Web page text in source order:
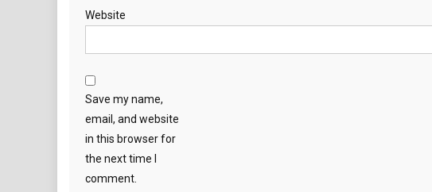
Website
Save my name,
email, and website
in this browser for
the next time I
comment.